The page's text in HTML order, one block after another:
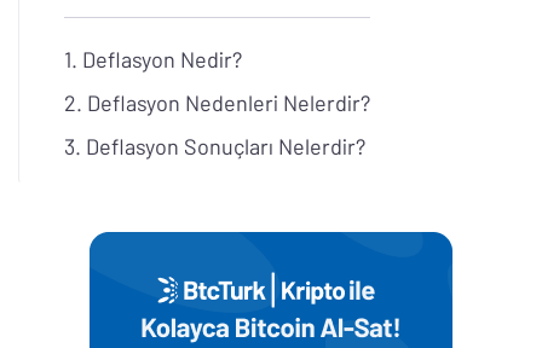
Deflasyon Nedir?
Deflasyon Nedenleri Nelerdir?
Deflasyon Sonuçları Nelerdir?